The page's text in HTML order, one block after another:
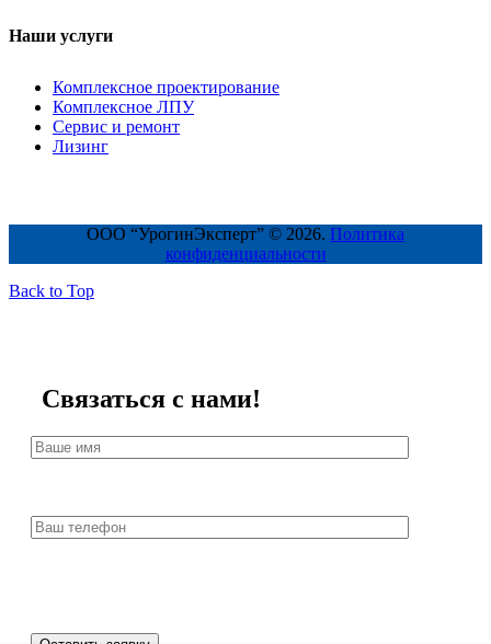
Наши услуги
Комплексное проектирование
Комплексное ЛПУ
Сервис и ремонт
Лизинг
ООО “УрогинЭксперт” © 2026. Политика
конфиденциальности
Back to Top
Связаться с нами!